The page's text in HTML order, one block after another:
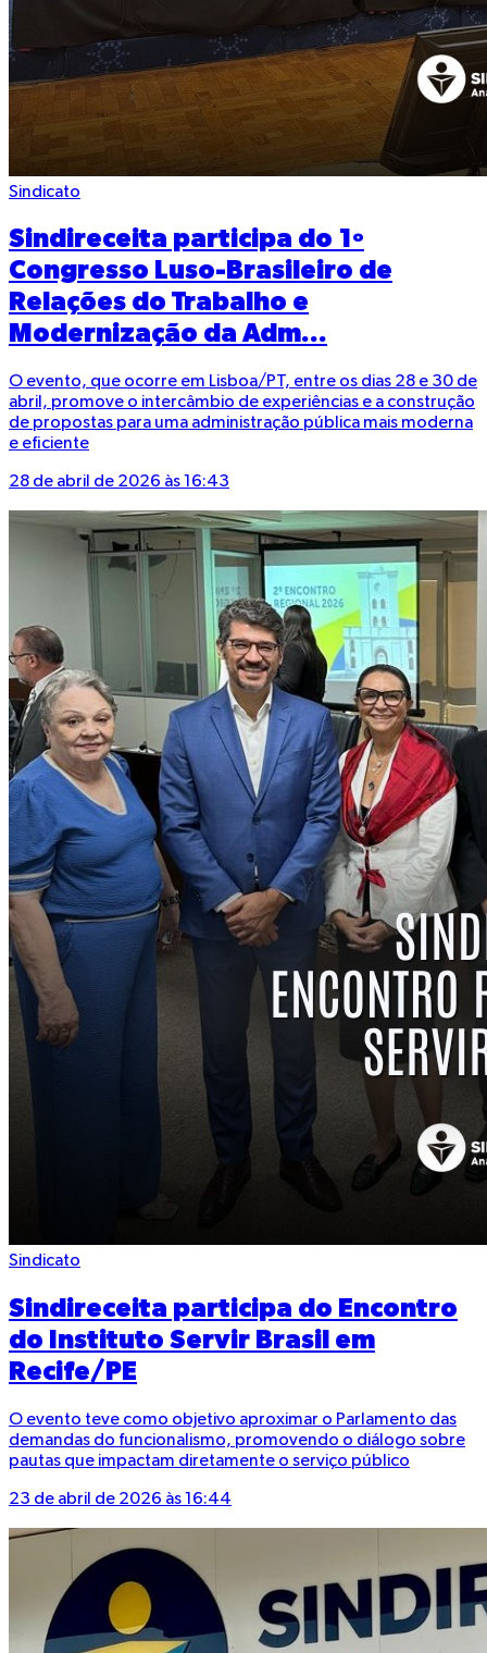
Sindicato
Sindireceita participa do 1º
Congresso Luso-Brasileiro de
Relações do Trabalho e
Modernização da Adm...
O evento, que ocorre em Lisboa/PT, entre os dias 28 e 30 de
abril, promove o intercâmbio de experiências e a construção
de propostas para uma administração pública mais moderna
e eficiente
28 de abril de 2026 às 16:43
Sindicato
Sindireceita participa do Encontro
do Instituto Servir Brasil em
Recife/PE
O evento teve como objetivo aproximar o Parlamento das
demandas do funcionalismo, promovendo o diálogo sobre
pautas que impactam diretamente o serviço público
23 de abril de 2026 às 16:44